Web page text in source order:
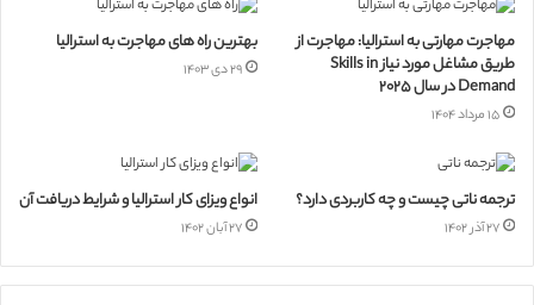
مهاجرت مهارتی به استرالیا: مهاجرت از
طریق مشاغل مورد نیاز Skills in
Demand در سال 2025
۱۵ مرداد ۱۴۰۴
بهترین راه های مهاجرت به استرالیا
۲۹ دی ۱۴۰۳
ترجمه ناتی چیست و چه کاربردی دارد؟
۲۷ آذر ۱۴۰۲
انواع ویزای کار استرالیا و شرایط دریافت آن
۲۷ آبان ۱۴۰۲